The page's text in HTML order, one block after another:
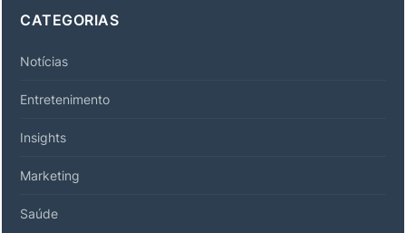
CATEGORIAS
Notícias
Entretenimento
Insights
Marketing
Saúde